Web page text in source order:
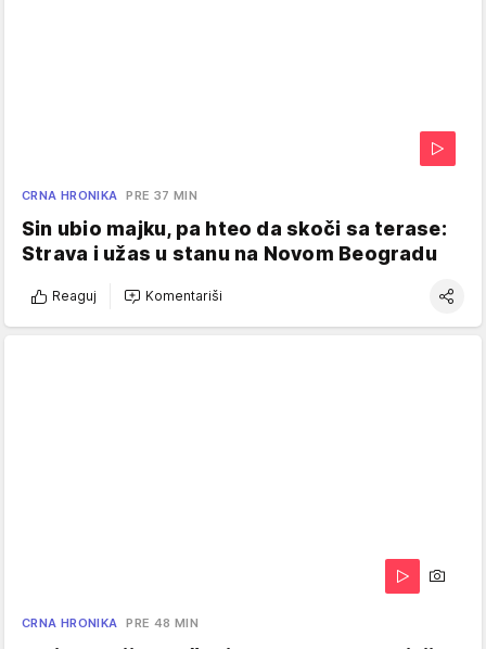
CRNA HRONIKA PRE 37 MIN
Sin ubio majku, pa hteo da skoči sa terase:
Strava i užas u stanu na Novom Beogradu
Reaguj Komentariši
CRNA HRONIKA PRE 48 MIN